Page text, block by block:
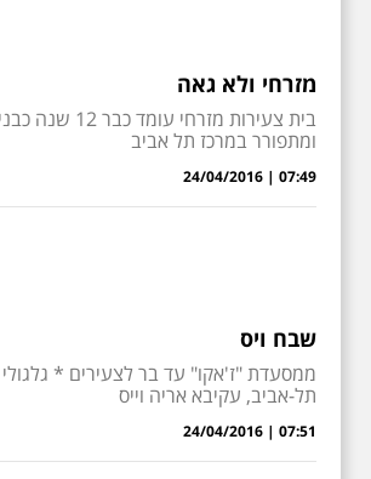
מזרחי ולא גאה
בית צעירות מזרחי עומד
ומתפורר במרכז תל אביב
07:49 | 24/04/2016
שבח ויס
ממסעדת "ז'אקו" עד בר לצעירים * גלגולי
תל-אביב, עקיבא אריה וייס
07:51 | 24/04/2016